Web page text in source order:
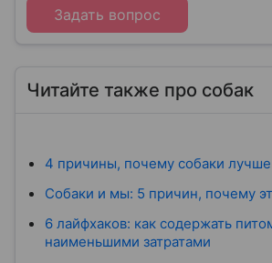
Задать вопрос
Читайте также про собак
4 причины, почему собаки
Собаки и мы: 5 причин, почему
6 лайфхаков: как содержать
наименьшими затратами